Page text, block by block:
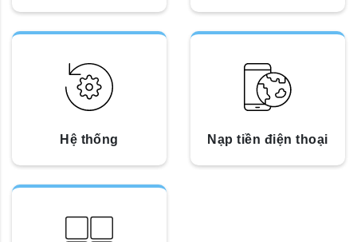
Hệ thống Nạp tiền điện thoại